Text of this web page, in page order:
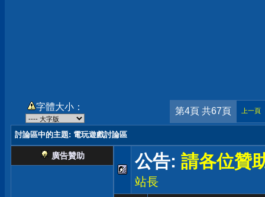
字體大小： 第4頁 共67頁 上一頁
討論區中的主題: 電玩遊戲討論區
廣告贊助 公告: 請各位贊
站長